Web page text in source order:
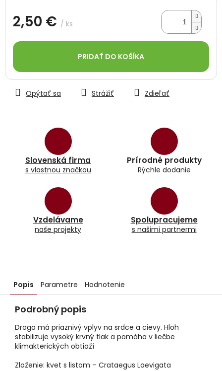
2,50 € / ks
cena:
PRIDAŤ DO KOŠÍKA
Slovenská firma
s vlastnou značkou
Prírodné produkty
Rýchle dodanie
Vzdelávame
naše projekty
Spolupracujeme
s našimi partnermi
Opýtať sa Strážiť Zdieľať
Popis Parametre Hodnotenie
Podrobný popis
Droga má priaznivý vplyv na srdce a cievy. Hloh
stabilizuje vysoký krvný tlak a pomáha v liečbe
klimakterických obtiaží
Zloženie: kvet s listom – Crataegus Laevigata